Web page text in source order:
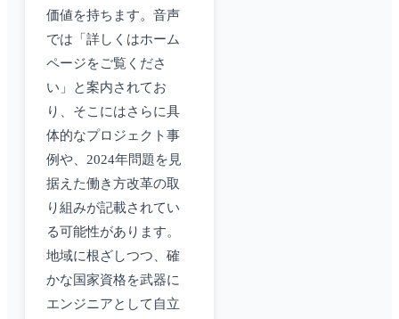
価値を持ちます。音声
では「詳しくはホーム
ページをご覧くださ
い」と案内されてお
り、そこにはさらに具
体的なプロジェクト事
例や、2024年問題を見
据えた働き方改革の取
り組みが記載されてい
る可能性があります。
地域に根ざしつつ、確
かな国家資格を武器に
エンジニアとして自立